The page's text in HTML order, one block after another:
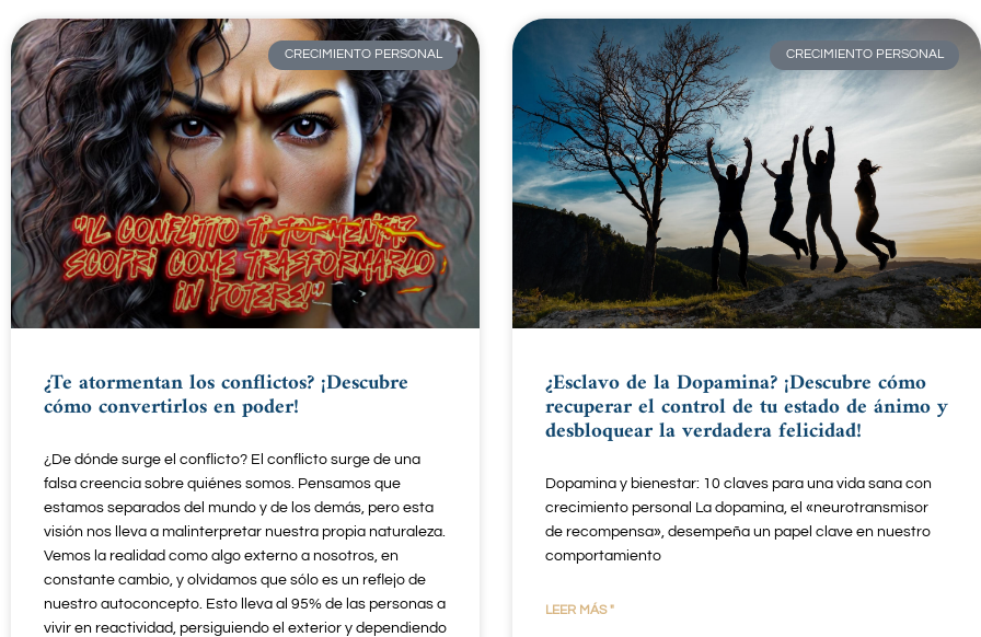
CRECIMIENTO PERSONAL
¿Te atormentan los conflictos? ¡Descubre
cómo convertirlos en poder!
¿De dónde surge el conflicto? El conflicto surge de una
falsa creencia sobre quiénes somos. Pensamos que
estamos separados del mundo y de los demás, pero esta
visión nos lleva a malinterpretar nuestra propia naturaleza.
Vemos la realidad como algo externo a nosotros, en
constante cambio, y olvidamos que sólo es un reflejo de
nuestro autoconcepto. Esto lleva al 95% de las personas a
vivir en reactividad, persiguiendo el exterior y dependiendo
CRECIMIENTO PERSONAL
¿Esclavo de la Dopamina? ¡Descubre cómo
recuperar el control de tu estado de ánimo y
desbloquear la verdadera felicidad!
Dopamina y bienestar: 10 claves para una vida sana con
crecimiento personal La dopamina, el «neurotransmisor
de recompensa», desempeña un papel clave en nuestro
comportamiento
LEER MÁS "